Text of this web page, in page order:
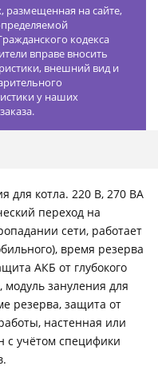
на сайте,
кодекса
вправе вносить
внешний вид и
у наших
для котла. 220 В, 270 ВА
переход на
сети, работает
время резерва
АКБ от глубокого
зануления для
резерва, защита от
настенная или
с учётом специфики